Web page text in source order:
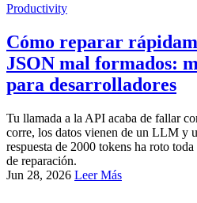
Productivity
Cómo reparar
JSON mal formados:
para desarrolladores
Tu llamada a la API acaba de fallar
corre, los datos vienen de un LLM y
respuesta de 2000 tokens ha roto
de reparación.
Jun 28, 2026 Leer Más